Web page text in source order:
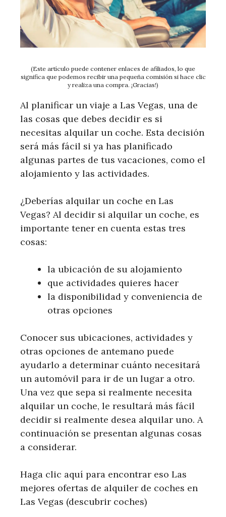
(Este artículo puede contener enlaces de afiliados, lo que
significa que podemos recibir una pequeña comisión si hace clic
y realiza una compra. ¡Gracias!)
Al planificar un viaje a Las Vegas, una de
las cosas que debes decidir es si
necesitas alquilar un coche. Esta decisión
será más fácil si ya has planificado
algunas partes de tus vacaciones, como el
alojamiento y las actividades.
¿Deberías alquilar un coche en Las
Vegas? Al decidir si alquilar un coche, es
importante tener en cuenta estas tres
cosas:
la ubicación de su alojamiento
que actividades quieres hacer
la disponibilidad y conveniencia de
otras opciones
Conocer sus ubicaciones, actividades y
otras opciones de antemano puede
ayudarlo a determinar cuánto necesitará
un automóvil para ir de un lugar a otro.
Una vez que sepa si realmente necesita
alquilar un coche, le resultará más fácil
decidir si realmente desea alquilar uno. A
continuación se presentan algunas cosas
a considerar.
Haga clic aquí para encontrar eso Las
mejores ofertas de alquiler de coches en
Las Vegas (descubrir coches)